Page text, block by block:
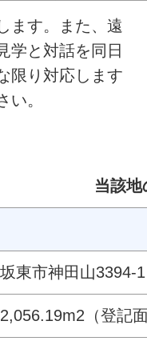
ます。また、遠
学と対話を同日
限り対応します
い。
当該
坂東市神田山3394-
2,056.19m2（登記